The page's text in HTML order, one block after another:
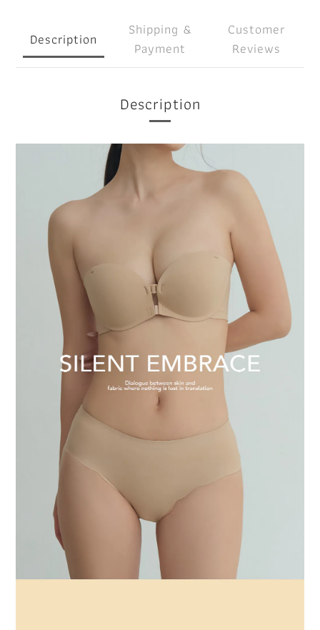
Description
Shipping &
Payment
Customer
Reviews
Description